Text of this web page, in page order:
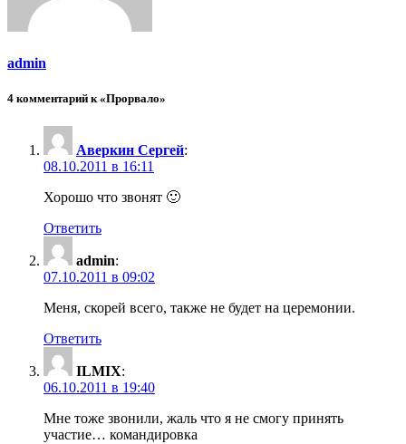
admin
4 комментарий к «Прорвало»
Аверкин Сергей:
08.10.2011 в 16:11
Хорошо что звонят 🙂
Ответить
admin:
07.10.2011 в 09:02
Меня, скорей всего, также не будет на церемонии.
Ответить
ILMIX:
06.10.2011 в 19:40
Мне тоже звонили, жаль что я не смогу принять
участие… командировка